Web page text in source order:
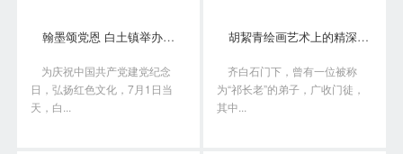
翰墨颂党恩 白土镇举办书画笔会庆“七一”
为庆祝中国共产党建党纪念
日，弘扬红色文化，7月1日当
天，白...
胡絜青绘画艺术上的精深造诣从何而来?
齐白石门下，曾有一位被称
为“祁长老”的弟子，广收门徒，
其中...